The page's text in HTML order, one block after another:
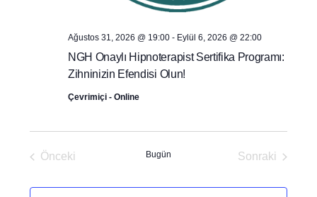
NGH Onaylı Hipnoterapist Sertifika Programı:
Zihninizin Efendisi Olun!
Ağustos 31, 2026 @ 19:00- Eylül 6, 2026 @ 22:00
Çevrimiçi - Online
Önceki
Bugün
Sonraki